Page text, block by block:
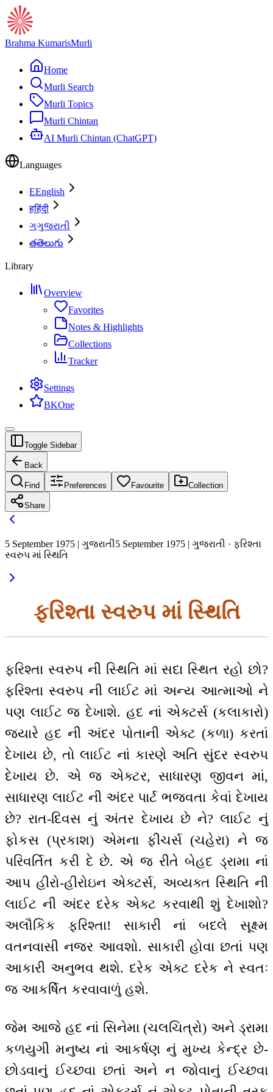
Brahma KumarisMurli
Home
Murli Search
Murli Topics
Murli Chintan
AI Murli Chintan (ChatGPT)
Languages
EEnglish
हहिंदी
ગગુજરાતી
తతెలుగు
Library
Overview
Favorites
Notes & Highlights
Collections
Tracker
Settings
BKOne
Toggle Sidebar
Back
Find Preferences Favourite Collection
Share
5 September 1975 | ગુજરાતી5 September 1975 | ગુજરાતી · ફરિશ્તા
સ્વરુપ માં સ્થિતિ
ફરિશ્તા સ્વરુપ માં સ્થિતિ
ફરિશ્તા સ્વરુપ ની સ્થિતિ માં સદા સ્થિત રહો છો?
ફરિશ્તા સ્વરુપ ની લાઈટ માં અન્ય આત્માઓ ને
પણ લાઈટ જ દેખાશે. હદ નાં એક્ટર્સ (કલાકારો)
જ્યારે હદ ની અંદર પોતાની એક્ટ (કળા) કરતાં
દેખાય છે, તો લાઈટ નાં કારણે અતિ સુંદર સ્વરુપ
દેખાય છે. એ જ એક્ટર, સાધારણ જીવન માં,
સાધારણ લાઈટ ની અંદર પાર્ટ ભજવતા કેવાં દેખાય
છે? રાત-દિવસ નું અંતર દેખાય છે ને? લાઈટ નું
ફોકસ (પ્રકાશ) એમના ફીચર્સ (ચહેરા) ને જ
પરિવર્તિત કરી દે છે. એ જ રીતે બેહદ ડ્રામા નાં
આપ હીરો-હીરોઇન એક્ટર્સ, અવ્યક્ત સ્થિતિ ની
લાઈટ ની અંદર દરેક એક્ટ કરવાથી શું દેખાશો?
અલૌકિક ફરિશ્તા! સાકારી નાં બદલે સૂક્ષ્મ
વતનવાસી નજર આવશો. સાકારી હોવા છતાં પણ
આકારી અનુભવ થશે. દરેક એક્ટ દરેક ને સ્વતઃ
જ આકર્ષિત કરવાવાળું હશે.
જેમ આજે હદ નાં સિનેમા (ચલચિત્રો) અને ડ્રામા
કળયુગી મનુષ્ય નાં આકર્ષણ નું મુખ્ય કેન્દ્ર છે-
છોડવાનું ઈચ્છવા છતાં અને ન જોવાનું ઈચ્છવા